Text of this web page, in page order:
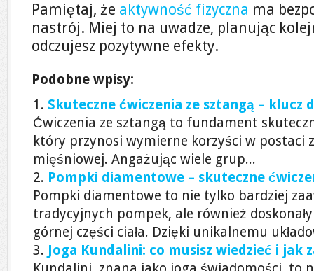
Pamiętaj, że aktywność fizyczna ma
nastrój. Miej to na uwadze, planując
odczujesz pozytywne efekty.
Podobne wpisy:
Skuteczne ćwiczenia ze sztangą – klucz
Ćwiczenia ze sztangą to fundament
który przynosi wymierne korzyści w postaci
mięśniowej. Angażując wiele grup...
Pompki diamentowe – skuteczne
Pompki diamentowe to nie tylko bardziej
tradycyjnych pompek, ale również
górnej części ciała. Dzięki unikalnemu
Joga Kundalini: co musisz wiedzieć i jak